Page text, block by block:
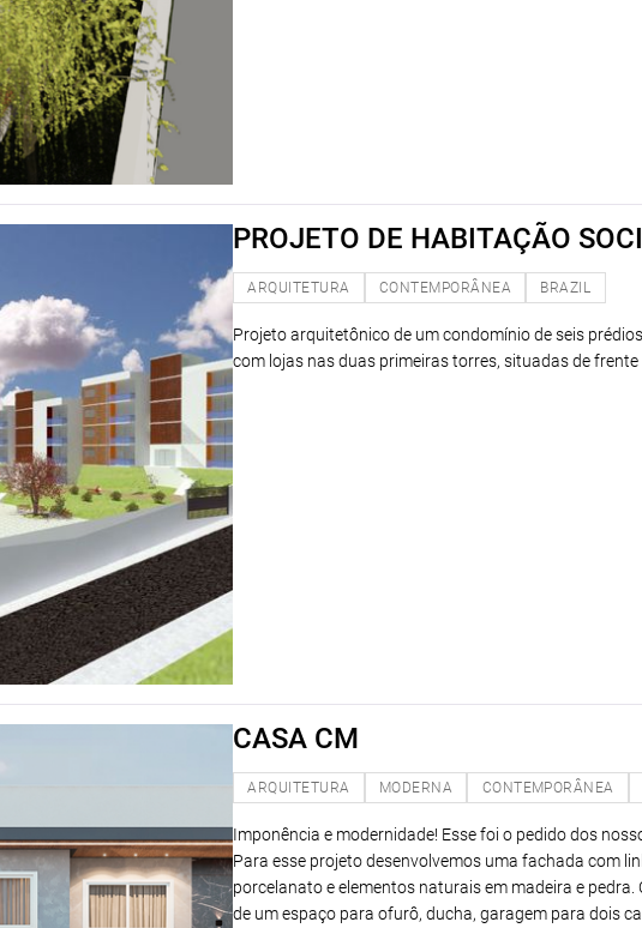
PROJETO DE HABITAÇÃO
ARQUITETURA CONTEMPORÂNEA BRAZIL
Projeto arquitetônico de um condomínio de seis
com lojas nas duas primeiras torres, situadas de frente
CASA CM
ARQUITETURA MODERNA CONTEMPORÂNEA
Imponência e modernidade! Esse foi o pedido dos
Para esse projeto desenvolvemos uma fachada com
porcelanato e elementos naturais em madeira e
de um espaço para ofurô, ducha, garagem para dois